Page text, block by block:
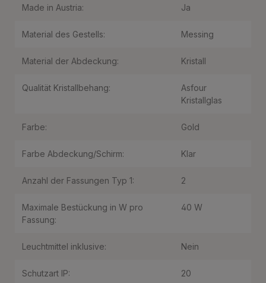
Made in Austria: Ja
Material des Gestells: Messing
Material der Abdeckung: Kristall
Qualität Kristallbehang:
Asfour
Kristallglas
Farbe: Gold
Farbe Abdeckung/Schirm: Klar
Anzahl der Fassungen Typ 1: 2
Maximale Bestückung in W pro
Fassung:
40 W
Leuchtmittel inklusive: Nein
Schutzart IP: 20